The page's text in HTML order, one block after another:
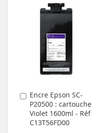
Encre Epson SC-
P20500 : cartouche
Violet 1600ml - Réf
C13T56FD00
Ajouter
au
panier